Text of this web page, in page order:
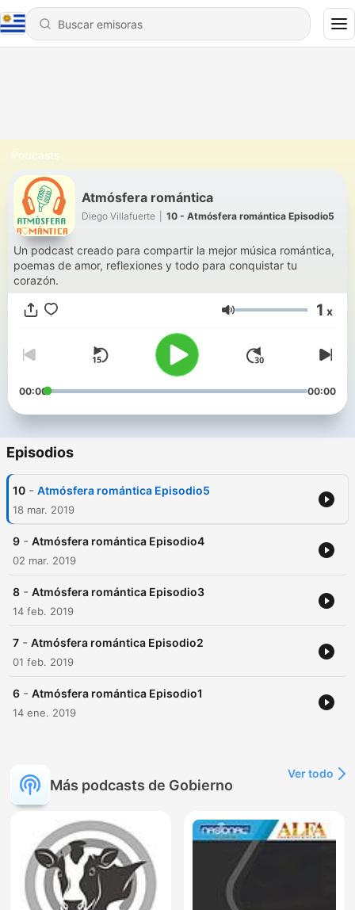
Podcasts
Atmósfera romántica
Diego Villafuerte 10 - Atmósfera romántica Episodio5
Un podcast creado para compartir la mejor música romántica,
poemas de amor, reflexiones y todo para conquistar tu
corazón.
Volumen 1 x
00:00 00:00
Episodios
10 - Atmósfera romántica Episodio5
18 mar. 2019
9 - Atmósfera romántica Episodio4
02 mar. 2019
8 - Atmósfera romántica Episodio3
14 feb. 2019
7 - Atmósfera romántica Episodio2
01 feb. 2019
6 - Atmósfera romántica Episodio1
14 ene. 2019
Más podcasts de Gobierno
Ver todo